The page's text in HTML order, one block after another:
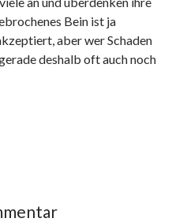
Bein ist ja
aber wer Schaden
deshalb oft auch noch